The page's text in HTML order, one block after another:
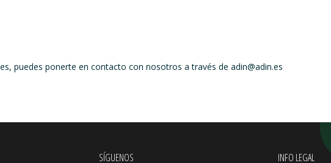
puedes ponerte en contacto con nosotros a través de adin@adin.es
SÍGUENOS INFO LEGAL